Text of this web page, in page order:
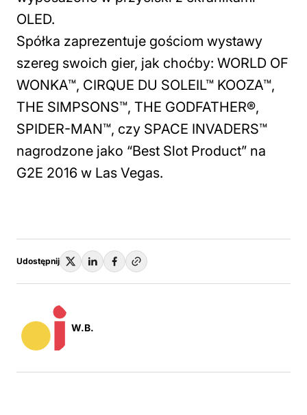
OLED.
Spółka zaprezentuje gościom wystawy
szereg swoich gier, jak choćby: WORLD OF
WONKA™, CIRQUE DU SOLEIL™ KOOZA™,
THE SIMPSONS™, THE GODFATHER®,
SPIDER-MAN™, czy SPACE INVADERS™
nagrodzone jako “Best Slot Product” na
G2E 2016 w Las Vegas.
Udostępnij
W.B.